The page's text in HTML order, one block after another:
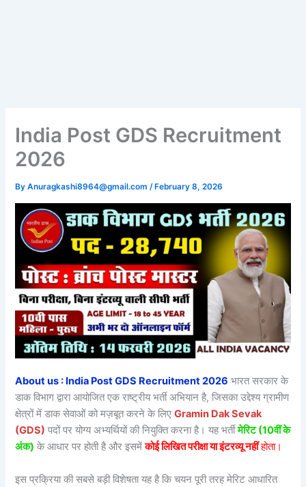
India Post GDS Recruitment
2026
ByAnuragkashi8964@gmail.com/ February 8, 2026
About us : India Post GDS Recruitment 2026 भारत सरकार के
डाक विभाग द्वारा आयोजित एक राष्ट्रीय भर्ती अभियान है, जिसका उद्देश्य ग्रामीण
क्षेत्रों में डाक सेवाओं को मज़बूत करने के लिएGramin Dak Sevak
(GDS) पदों पर योग्य अभ्यर्थियों की नियुक्ति करना है। यह भर्ती मेरिट (10वीं के
अंक) के आधार पर होती है और इसमेंकोई लिखित परीक्षा या इंटरव्यू नहींहोता।
इस प्रक्रिया की सबसे बड़ी विशेषता यह है कि चयन पूरी तरह मेरिट आधारित